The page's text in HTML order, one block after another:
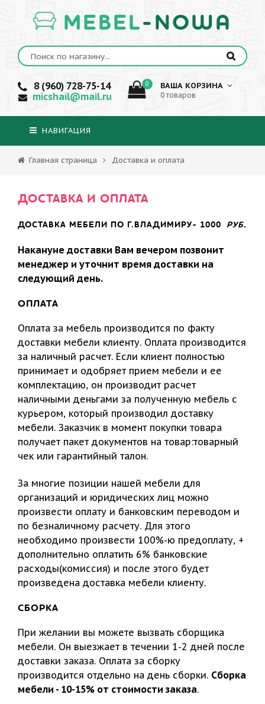
MEBEL-NOWA
8 (960) 728-75-14
micshail@mail.ru
0 ВАША КОРЗИНА
0 товаров
НАВИГАЦИЯ
Главная страница Доставка и оплата
ДОСТАВКА И ОПЛАТА
ДОСТАВКА МЕБЕЛИ ПО Г.ВЛАДИМИРУ- 1000 РУБ.
Накануне доставки Вам вечером позвонит
менеджер и уточнит время доставки на
следующий день.
ОПЛАТА
Оплата за мебель производится по факту
доставки мебели клиенту. Оплата производится
за наличный расчет. Если клиент полностью
принимает и одобряет прием мебели и ее
комплектацию, он производит расчет
наличными деньгами за полученную мебель с
курьером, который производил доставку
мебели. Заказчик в момент покупки товара
получает пакет документов на товар:товарный
чек или гарантийный талон.
За многие позиции нашей мебели для
организаций и юридических лиц можно
произвести оплату и банковским переводом и
по безналичному расчету. Для этого
необходимо произвести 100%-ю предоплату, +
дополнительно оплатить 6% банковские
расходы(комиссия) и после этого будет
произведена доставка мебели клиенту.
СБОРКА
При желании вы можете вызвать сборщика
мебели. Он выезжает в течении 1-2 дней после
доставки заказа. Оплата за сборку
производится отдельно на день сборки. Сборка
мебели - 10-15% от стоимости заказа.